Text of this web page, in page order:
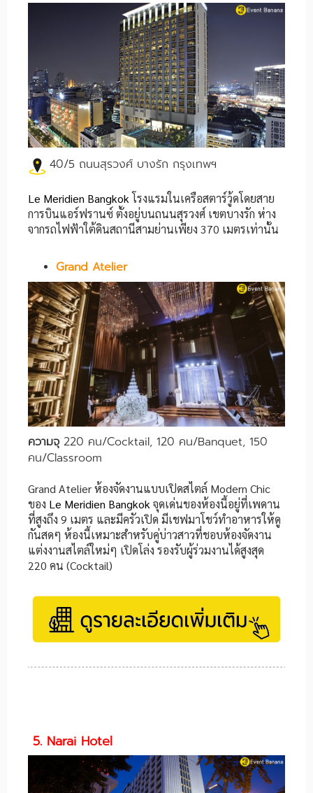
40/5 ถนนสุรวงศ์ บางรัก กรุงเทพฯ
Le Meridien Bangkokโรงแรมในเครือสตาร์วู้ดโดยสาย
การบินแอร์ฟรานซ์ ตั้งอยู่บนถนนสุรวงศ์ เขตบางรัก ห่าง
จากรถไฟฟ้าใต้ดินสถานีสามย่านเพียง 370 เมตรเท่านั้น
Grand Atelier
ความจุ 220 คน/Cocktail, 120 คน/Banquet, 150
คน/Classroom
Grand Atelier ห้องจัดงานแบบเปิดสไตล์ Modern Chic
ของ Le Meridien Bangkok จุดเด่นของห้องนี้อยู่ที่เพดาน
ที่สูงถึง 9 เมตร และมีครัวเปิด มีเชฟมาโชว์ทำอาหารให้ดู
กันสดๆ ห้องนี้เหมาะสำหรับคู่บ่าวสาวที่ชอบห้องจัดงาน
แต่งงานสไตล์ใหม่ๆ เปิดโล่ง รองรับผู้ร่วมงานได้สูงสุด
220 คน (Cocktail)
5. Narai Hotel